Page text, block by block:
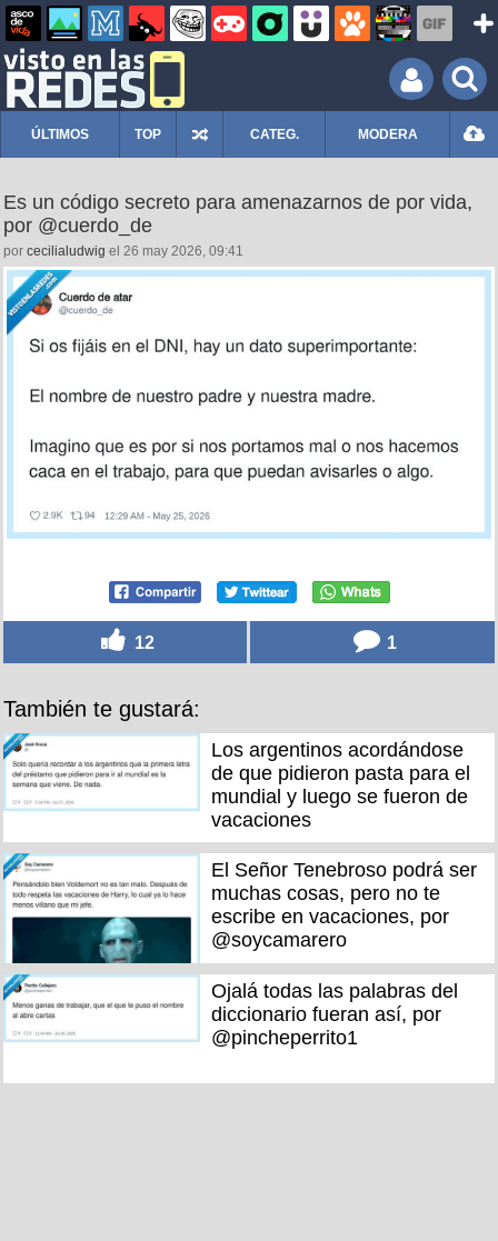
ÚLTIMOS TOP CATEG. MODERA
Es un código secreto para amenazarnos de por vida,
por @cuerdo_de
por cecilialudwig el 26 may 2026, 09:41
12 1
También te gustará:
Los argentinos acordándose
de que pidieron pasta para el
mundial y luego se fueron de
vacaciones
El Señor Tenebroso podrá ser
muchas cosas, pero no te
escribe en vacaciones, por
@soycamarero
Ojalá todas las palabras del
diccionario fueran así, por
@pincheperrito1